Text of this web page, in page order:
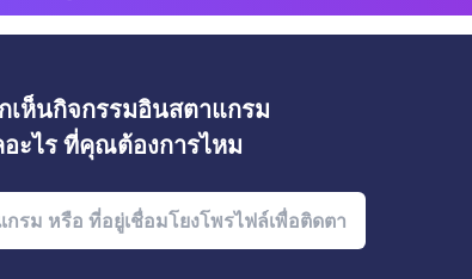
เห็นกิจกรรมอินสตาแกรม
ะไร ที่คุณต้องการไหม